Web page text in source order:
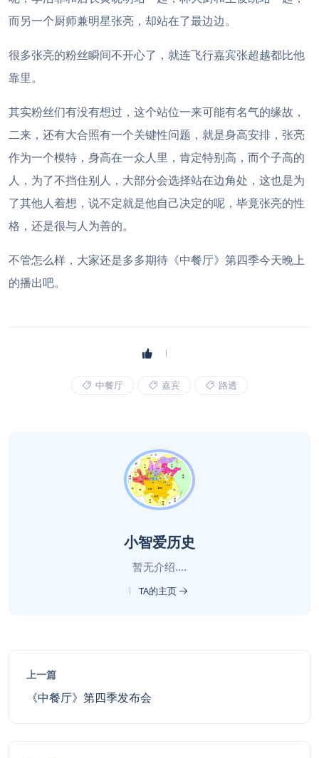
而另一个厨师兼明星张亮，却站在了最边边。
很多张亮的粉丝瞬间不开心了，就连飞行嘉宾张超越都比他
靠里。
其实粉丝们有没有想过，这个站位一来可能有名气的缘故，
二来，还有大合照有一个关键性问题，就是身高安排，张亮
作为一个模特，身高在一众人里，肯定特别高，而个子高的
人，为了不挡住别人，大部分会选择站在边角处，这也是为
了其他人着想，说不定就是他自己决定的呢，毕竟张亮的性
格，还是很与人为善的。
不管怎么样，大家还是多多期待《中餐厅》第四季今天晚上
的播出吧。
中餐厅 嘉宾 路透
小智爱历史
暂无介绍....
TA的主页
上一篇
《中餐厅》第四季发布会